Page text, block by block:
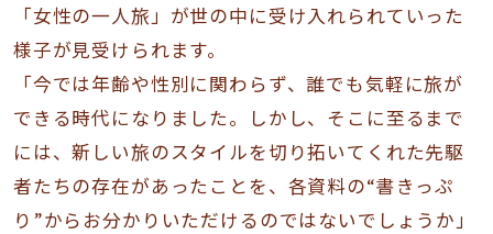
「女性の一人旅」が世の中に受け入れられていった
様子が見受けられます。
「今では年齢や性別に関わらず、誰でも気軽に旅が
できる時代になりました。しかし、そこに至るまで
には、新しい旅のスタイルを切り拓いてくれた先駆
者たちの存在があったことを、各資料の“書きっぷ
り”からお分かりいただけるのではないでしょうか」